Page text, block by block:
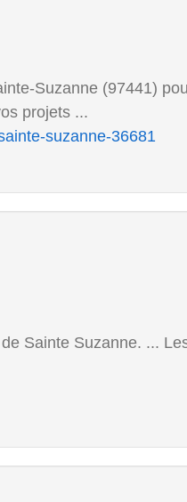
Suzanne (97441)
projets ...
suzanne-36681
Sainte Suzanne. ...